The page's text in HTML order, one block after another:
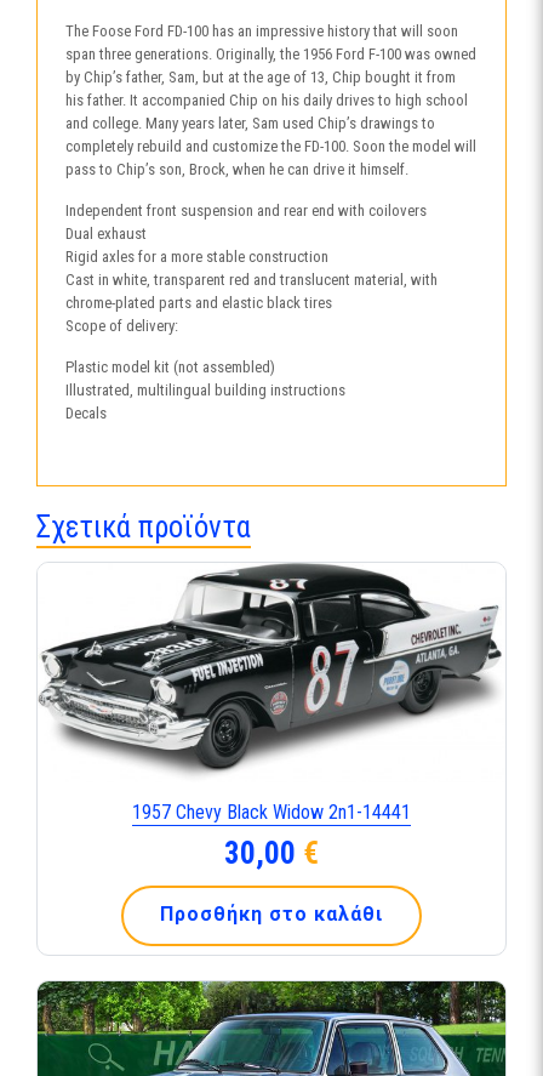
The Foose Ford FD-100 has an impressive history that will soon
span three generations. Originally, the 1956 Ford F-100 was owned
by Chip’s father, Sam, but at the age of 13, Chip bought it from
his father. It accompanied Chip on his daily drives to high school
and college. Many years later, Sam used Chip’s drawings to
completely rebuild and customize the FD-100. Soon the model will
pass to Chip’s son, Brock, when he can drive it himself.
Independent front suspension and rear end with coilovers
Dual exhaust
Rigid axles for a more stable construction
Cast in white, transparent red and translucent material, with
chrome-plated parts and elastic black tires
Scope of delivery:
Plastic model kit (not assembled)
Illustrated, multilingual building instructions
Decals
Σχετικά προϊόντα
1957 Chevy Black Widow 2n1-14441
30,00 €
Προσθήκη στο καλάθι